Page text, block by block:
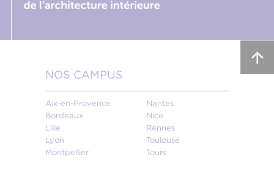
NOS CAMPUS
Aix-en-Provence
Bordeaux
Lille
Lyon
Montpellier
Nantes
Nice
Rennes
Toulouse
Tours